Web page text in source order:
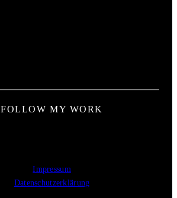
FOLLOW MY WORK
Impressum
Datenschutzerklärung